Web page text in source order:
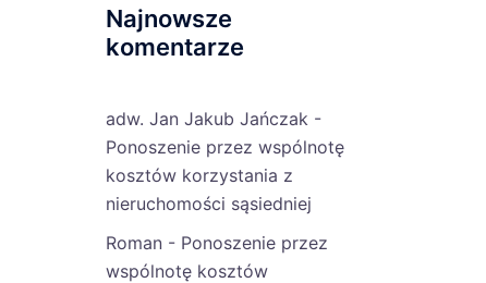
Najnowsze
komentarze
adw. Jan Jakub Jańczak -
Ponoszenie przez wspólnotę
kosztów korzystania z
nieruchomości sąsiedniej
Roman - Ponoszenie przez
wspólnotę kosztów